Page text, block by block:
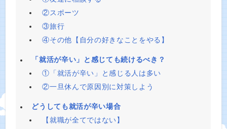
②スポーツ
③旅行
④その他【自分の好きなことをやる】
「就活が辛い」と感じても続けるべき？
①「就活が辛い」と感じる人は多い
②一旦休んで原因別に対策しよう
どうしても就活が辛い場合
【就職が全てではない】